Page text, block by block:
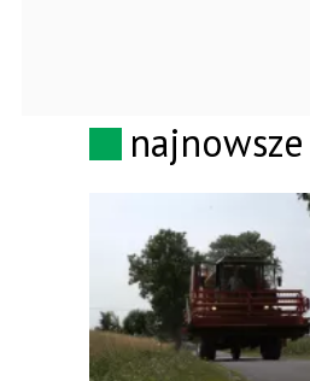
najnowsze